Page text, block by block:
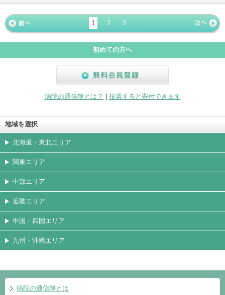
ホームペ
ージ
動画 写真 女医 駐車場
クレジッ
トカード
入院 予約 急患
« 前ペー
ジ
1 2 3
次ページ
»
初めての方へ
病院の通信簿とは？
投票すると寄付できます
地域を選択
北海道・東北エリア
関東エリア
中部エリア
近畿エリア
中国・四国エリア
九州・沖縄エリア
病院の通信簿とは